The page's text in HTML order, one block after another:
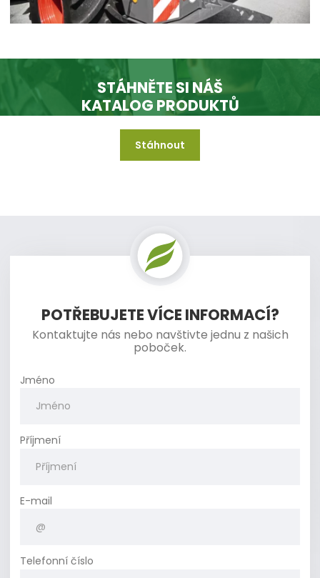
STÁHNĚTE SI NÁŠ
KATALOG PRODUKTŮ
Stáhnout
POTŘEBUJETE VÍCE INFORMACÍ?
Kontaktujte nás nebo navštivte jednu z našich
poboček.
Jméno
Příjmení
E-mail
Telefonní číslo